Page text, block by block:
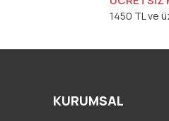
1450 TL ve
KURUMSAL